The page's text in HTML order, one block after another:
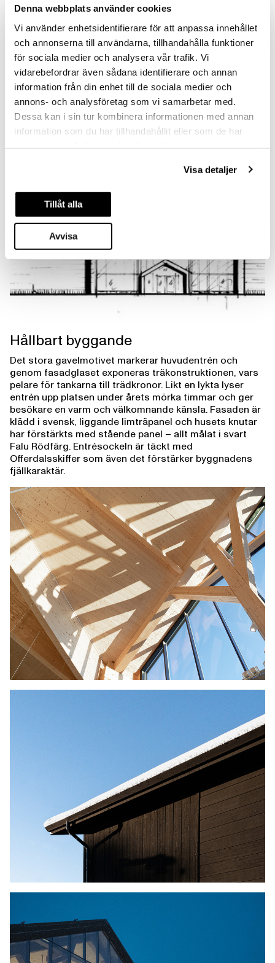
Denna webbplats använder cookies
Vi använder enhetsidentifierare för att anpassa innehållet
och annonserna till användarna, tillhandahålla funktioner
för sociala medier och analysera vår trafik. Vi
vidarebefordrar även sådana identifierare och annan
information från din enhet till de sociala medier och
annons- och analysföretag som vi samarbetar med.
Dessa kan i sin tur kombinera informationen med annan
information som du har tillhandahållit eller som de har
Visa detaljer
Tillåt alla
Avvisa
En större butik
Den nya butiken som ägs och förvaltas av ICA
Fastigheter ersätter den mindre ICA Nära Lindvallen för
att svara till den ökande fjällturismen. På en yta av 1400
kvadratmeter erbjuds ett fullskaligt färskvarusortiment
och betydligt bättre parkeringsmöjligheter än tidigare.
Konstruktionen är inspirerad av naturen. De trädlika
pelarna (y-balkarna) är det första man möts av när man
går in i entrén.
Hållbart byggande
Det stora gavelmotivet markerar huvudentrén och
genom fasadglaset exponeras träkonstruktionen, vars
pelare för tankarna till trädkronor. Likt en lykta lyser
entrén upp platsen under årets mörka timmar och ger
besökare en varm och välkomnande känsla. Fasaden är
klädd i svensk, liggande limträpanel och husets knutar
har förstärkts med stående panel – allt målat i svart
Falu Rödfärg. Entrésockeln är täckt med
Offerdalsskiffer som även det förstärker byggnadens
fjällkaraktär.